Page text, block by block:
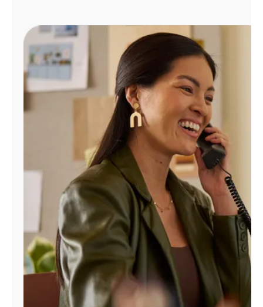
Administrar
cuenta
Encuentra
tienda